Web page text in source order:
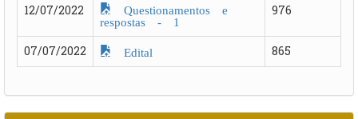
12/07/2022
Questionamentos e
respostas - 1
976
07/07/2022 Edital 865